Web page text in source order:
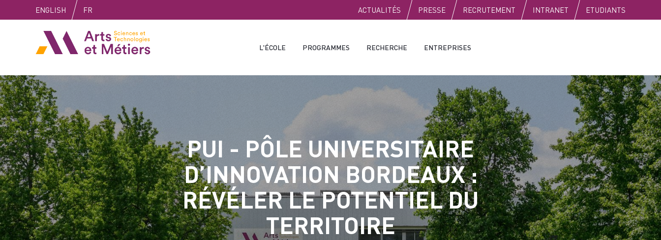
to
to
to
ENGLISH FR PUBLIC
ACTUALITÉS PRESSE RECRUTEMENT INTRANET ETUDIANTS
Arts et métiers
L'ÉCOLE PROGRAMMES RECHERCHE ENTREPRISES
PUI - PÔLE UNIVERSITAIRE
D’INNOVATION BORDEAUX :
RÉVÉLER LE POTENTIEL DU
TERRITOIRE